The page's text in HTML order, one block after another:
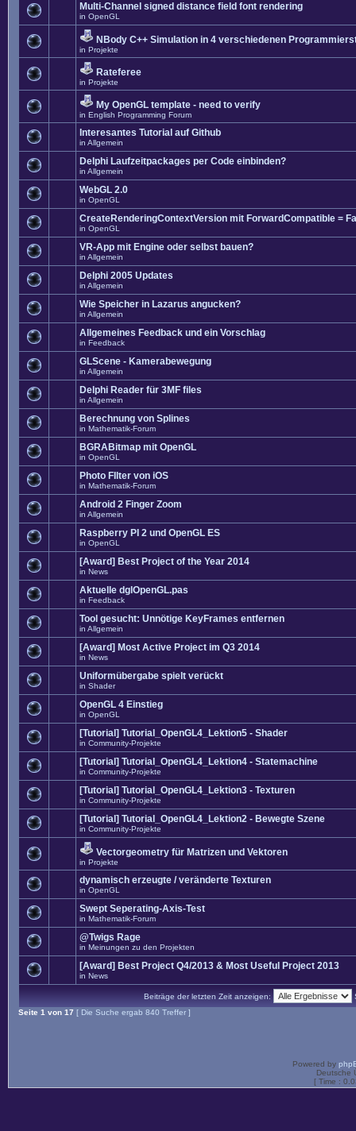
Multi-Channel signed distance field font rendering
in OpenGL
NBody C++ Simulation in 4 verschiedenen
in Projekte
Rateferee
in Projekte
My OpenGL template - need to verify
in English Programming Forum
Interesantes Tutorial auf Github
in Allgemein
Delphi Laufzeitpackages per Code einbinden?
in Allgemein
WebGL 2.0
in OpenGL
CreateRenderingContextVersion mit ForwardCompatible =
in OpenGL
VR-App mit Engine oder selbst bauen?
in Allgemein
Delphi 2005 Updates
in Allgemein
Wie Speicher in Lazarus angucken?
in Allgemein
Allgemeines Feedback und ein Vorschlag
in Feedback
GLScene - Kamerabewegung
in Allgemein
Delphi Reader für 3MF files
in Allgemein
Berechnung von Splines
in Mathematik-Forum
BGRABitmap mit OpenGL
in OpenGL
Photo FIlter von iOS
in Mathematik-Forum
Android 2 Finger Zoom
in Allgemein
Raspberry PI 2 und OpenGL ES
in OpenGL
[Award] Best Project of the Year 2014
in News
Aktuelle dglOpenGL.pas
in Feedback
Tool gesucht: Unnötige KeyFrames entfernen
in Allgemein
[Award] Most Active Project im Q3 2014
in News
Uniformübergabe spielt verückt
in Shader
OpenGL 4 Einstieg
in OpenGL
[Tutorial] Tutorial_OpenGL4_Lektion5 - Shader
in Community-Projekte
[Tutorial] Tutorial_OpenGL4_Lektion4 - Statemachine
in Community-Projekte
[Tutorial] Tutorial_OpenGL4_Lektion3 - Texturen
in Community-Projekte
[Tutorial] Tutorial_OpenGL4_Lektion2 - Bewegte Szene
in Community-Projekte
Vectorgeometry für Matrizen und Vektoren
in Projekte
dynamisch erzeugte / veränderte Texturen
in OpenGL
Swept Seperating-Axis-Test
in Mathematik-Forum
@Twigs Rage
in Meinungen zu den Projekten
[Award] Best Project Q4/2013 & Most Useful Project 2013
in News
Beiträge der letzten Zeit anzeigen:
Seite 1 von 17 [ Die Suche ergab 840 Treffer ]
Powered by
Deutsche
[ Time :